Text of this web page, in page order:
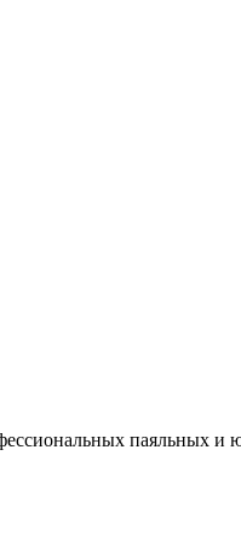
паяльных и